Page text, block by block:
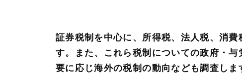
証券税制を中心に、所得税、法人税、消
す。また、これら税制についての政府・
要に応じ海外の税制の動向なども調査しま